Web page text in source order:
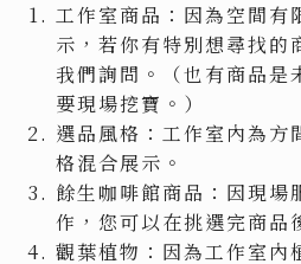
工作室商品：因為空間有
示，若你有特別想尋找的
我們詢問。（也有商品是
要現場挖寶。）
選品風格：工作室內為方
格混合展示。
餘生咖啡館商品：因現場
作，您可以在挑選完商品
觀葉植物：因為工作室內